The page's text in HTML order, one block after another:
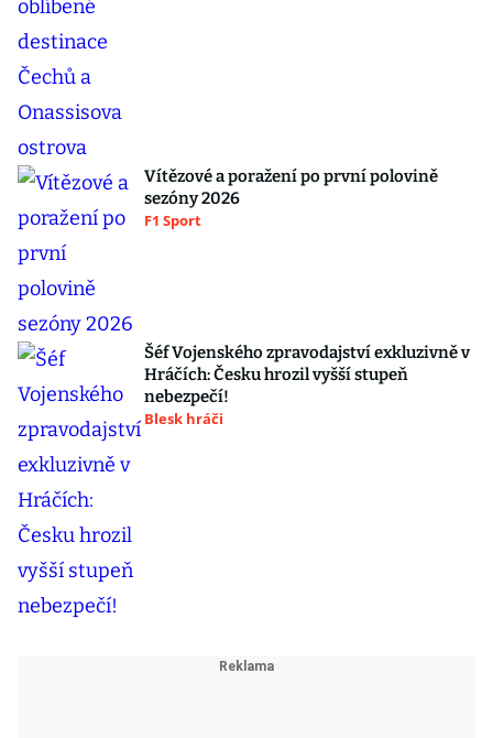
Vítězové a poražení po první polovině
sezóny 2026
F1 Sport
Šéf Vojenského zpravodajství exkluzivně v
Hráčích: Česku hrozil vyšší stupeň
nebezpečí!
Blesk hráči